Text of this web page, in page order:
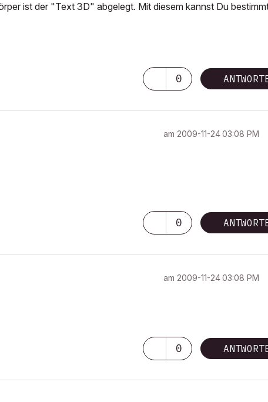
ist der "Text 3D" abgelegt. Mit diesem kannst Du
0
am ‎2009-11-2403:08 PM
0
am ‎2009-11-2403:08 PM
0